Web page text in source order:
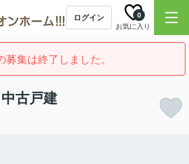
ログイン
お気に入り
0
募集は終了しました。
古戸建